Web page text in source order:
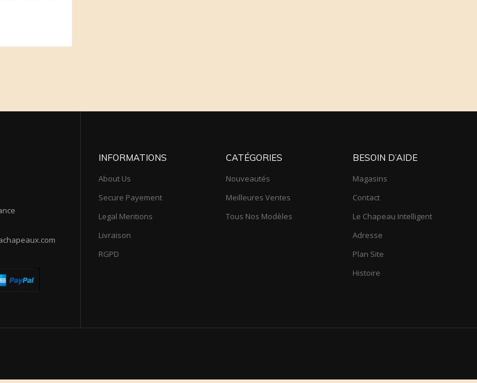
INFORMATIONS
About Us
Secure Payement
Legal Mentions
Livraison
RGPD
CATÉGORIES
Nouveautés
Meilleures Ventes
Tous Nos Modèles
BESOIN D’AIDE
Magasins
Contact
Le Chapeau Intelligent
Adresse
Plan Site
Histoire